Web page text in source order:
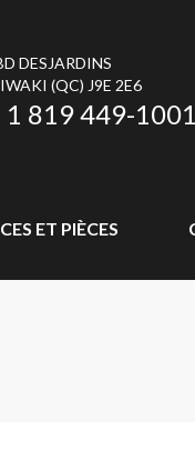
DESJARDINS
(QC) J9E 2E6
1 819 449-1001
ET PIÈCES